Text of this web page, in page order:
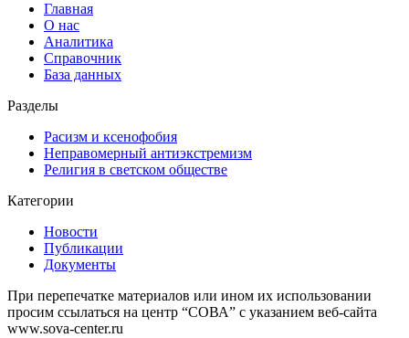
Главная
О нас
Аналитика
Справочник
База данных
Разделы
Расизм и ксенофобия
Неправомерный антиэкстремизм
Религия в светском обществе
Категории
Новости
Публикации
Документы
При перепечатке материалов или ином их использовании
просим ссылаться на центр “СОВА” с указанием веб-сайта
www.sova-center.ru